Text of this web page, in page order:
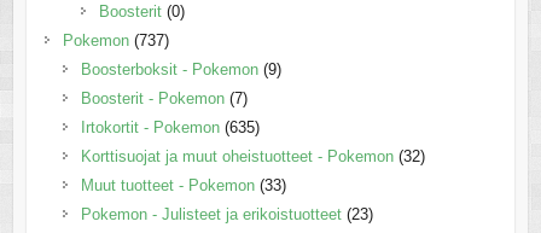
Boosterit (0)
Pokemon (737)
Boosterboksit - Pokemon (9)
Boosterit - Pokemon (7)
Irtokortit - Pokemon (635)
Korttisuojat ja muut oheistuotteet - Pokemon (32)
Muut tuotteet - Pokemon (33)
Pokemon - Julisteet ja erikoistuotteet (23)